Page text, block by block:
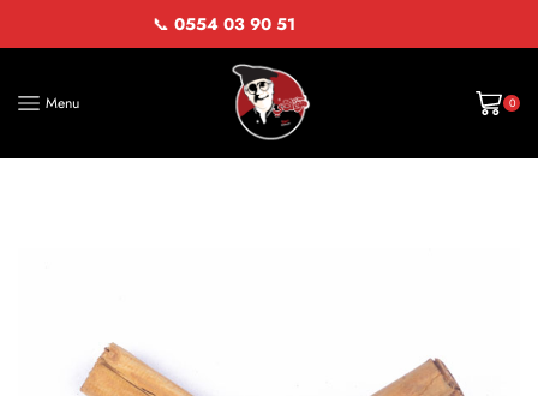
📞 0554 03 90 51
Menu 0